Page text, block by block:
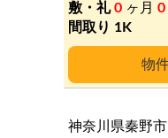
0 ヶ月 0
1K
神奈川県秦野市